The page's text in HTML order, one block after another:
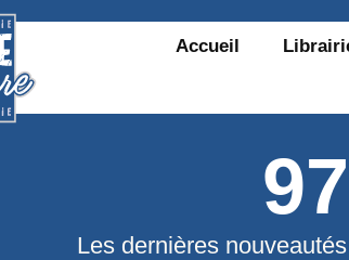
Accueil
Les dernières